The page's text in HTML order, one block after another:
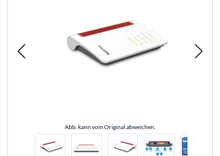
Abb. kann vom Original abweichen.